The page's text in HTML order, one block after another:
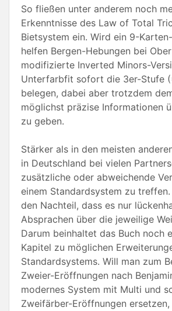
So fließen unter anderem noch
Erkenntnisse des Law of Total
Bietsystem ein. Wird ein 9-
helfen Bergen-Hebungen bei
modifizierte Inverted Minors-
Unterfarbfit sofort die 3er-Stufe
belegen, dabei aber trotzdem
möglichst präzise Informationen
zu geben.
Stärker als in den meisten
in Deutschland bei vielen
zusätzliche oder abweichende
einem Standardsystem zu
den Nachteil, dass es nur
Absprachen über die jeweilige
Darum beinhaltet das Buch noch
Kapitel zu möglichen
Standardsystems. Will man zum
Zweier-Eröffnungen nach
modernes System mit Multi und
Zweifärber-Eröffnungen